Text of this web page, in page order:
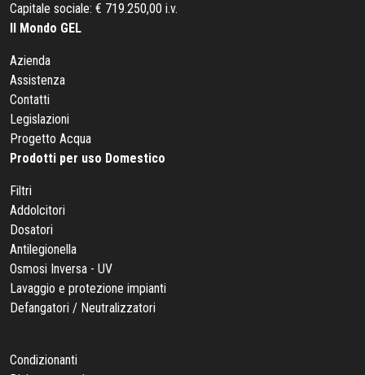
Capitale sociale: € 719.250,00 i.v.
Il Mondo GEL
Azienda
Assistenza
Contatti
Legislazioni
Progetto Acqua
Prodotti per uso Domestico
Filtri
Addolcitori
Dosatori
Antilegionella
Osmosi Inversa - UV
Lavaggio e protezione impianti
Defangatori / Neutralizzatori
Condizionanti